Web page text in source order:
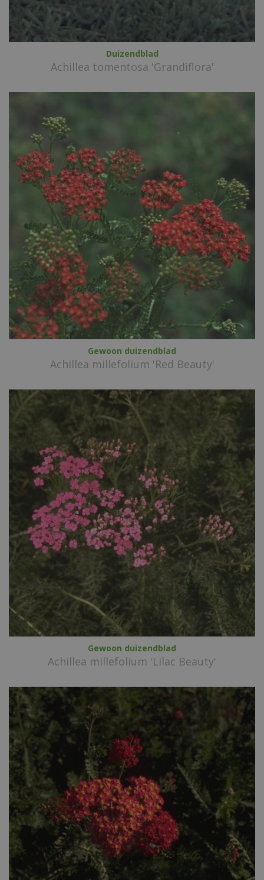
Duizendblad
Achillea tomentosa 'Grandiflora'
Gewoon duizendblad
Achillea millefolium 'Red Beauty'
Gewoon duizendblad
Achillea millefolium 'Lilac Beauty'